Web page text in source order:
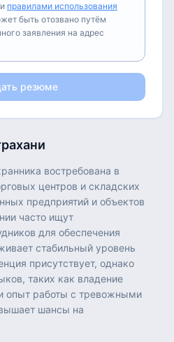
и правилами использования
быть отозвано путём
заявления на адрес
резюме
востребована в
центров и складских
предприятий и объектов
часто ищут
для обеспечения
стабильный уровень
присутствует, однако
таких как владение
опыт работы с тревожными
шансы на